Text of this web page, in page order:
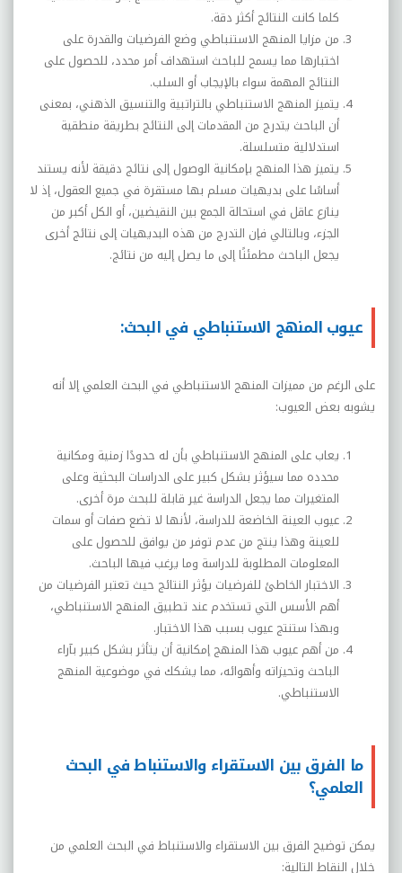
كلما كانت النتائج أكثر دقة.
من مزايا المنهج الاستنباطي وضع الفرضيات والقدرة على
اختبارها مما يسمح للباحث استهداف أمر محدد، للحصول على
النتائج المهمة سواء بالإيجاب أو السلب.
يتميز المنهج الاستنباطي بالتراتبية والتنسيق الذهني، بمعنى
أن الباحث يتدرج من المقدمات إلى النتائج بطريقة منطقية
استدلالية متسلسلة.
يتميز هذا المنهج بإمكانية الوصول إلى نتائج دقيقة لأنه يستند
أساسًا على بديهيات مسلم بها مستقرة في جميع العقول، إذ لا
ينازع عاقل في استحالة الجمع بين النقيضين، أو الكل أكبر من
الجزء، وبالتالي فإن التدرج من هذه البديهيات إلى نتائج أخرى
يجعل الباحث مطمئنًا إلى ما يصل إليه من نتائج.
عيوب المنهج الاستنباطي في البحث:
على الرغم من مميزات المنهج الاستنباطي في البحث العلمي إلا أنه
يشوبه بعض العيوب:
يعاب على المنهج الاستنباطي بأن له حدودًا زمنية ومكانية
محدده مما سيؤثر بشكل كبير على الدراسات البحثية وعلى
المتغيرات مما يجعل الدراسة غير قابلة للبحث مرة أخرى.
عيوب العينة الخاضعة للدراسة، لأنها لا تضع صفات أو سمات
للعينة وهذا ينتج من عدم توفر من يوافق للحصول على
المعلومات المطلوبة للدراسة وما يرغب فيها الباحث.
الاختبار الخاطئ للفرضيات يؤثر النتائج حيث تعتبر الفرضيات من
أهم الأسس التي تستخدم عند تطبيق المنهج الاستنباطي،
وبهذا ستنتج عيوب بسبب هذا الاختبار.
من أهم عيوب هذا المنهج إمكانية أن يتأثر بشكل كبير بآراء
الباحث وتحيزاته وأهوائه، مما يشكك في موضوعية المنهج
الاستنباطي.
ما الفرق بين الاستقراء والاستنباط في البحث
العلمي؟
يمكن توضيح الفرق بين الاستقراء والاستنباط في البحث العلمي من
خلال النقاط التالية: